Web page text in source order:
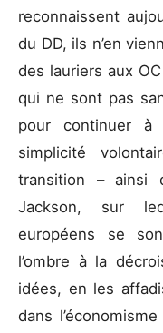
reconnaissent
du DD, ils n’en
des lauriers aux
qui ne sont pas
pour continuer
simplicité
transition – ainsi
Jackson, sur
européens se
l’ombre à la
idées, en les
dans